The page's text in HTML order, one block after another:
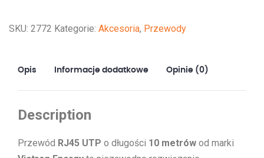
m
SKU: 2772 Kategorie: Akcesoria, Przewody
Opis Informacje dodatkowe Opinie (0)
Description
Przewód RJ45 UTP o długości 10 metrów od marki